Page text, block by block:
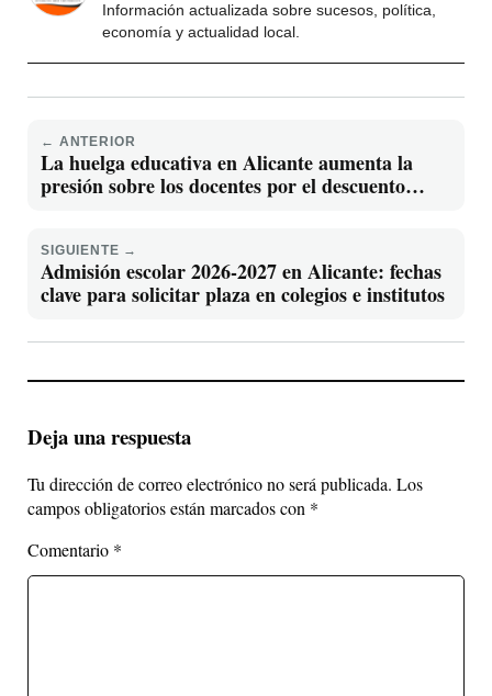
Información actualizada sobre sucesos, política,
economía y actualidad local.
← ANTERIOR
La huelga educativa en Alicante aumenta la
presión sobre los docentes por el descuento
SIGUIENTE →
Admisión escolar 2026-2027 en Alicante: fechas
clave para solicitar plaza en colegios e institutos
Deja una respuesta
Tu dirección de correo electrónico no será publicada. Los
campos obligatorios están marcados con *
Comentario *